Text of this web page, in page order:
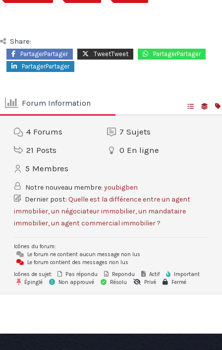
Share:
PartagerPartager TweetTweet
PartagerPartager
PartagerPartager
Forum Information
4 Forums 7 Sujets
21 Posts 0 En ligne
5 Membres
Notre nouveau membre: youbigben
Dernier post: Quelle est la différence entre un agent
immobilier, un négociateur immobilier, un mandataire
immobilier, un agent commercial immobilier ?
Icônes du forum:
Le forum ne contient aucun message non lus
Le forum contient des messages non lus
Icônes de sujet:
Pas répondu Repondu Actif
Important
Épinglé
Non approuvé Résolu Privé Fermé